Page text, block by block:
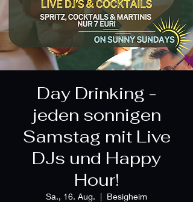
Day Drinking -
jeden sonnigen
Samstag mit Live
DJs und Happy
Hour!
Sa., 16. Aug.
  |
Besigheim